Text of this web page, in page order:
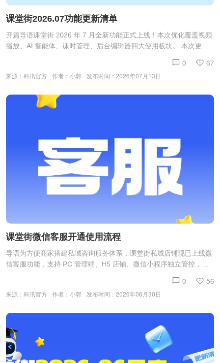
课堂街2026.07功能更新清单
开篇导语课堂街 2026 年 7 月全新功能正式上线！本次优化覆盖视频
播放、AI 智能体、课时管理、后台编辑器四大使用板块。 本次更新
容编辑相关能力。完整更新清单如下👇一.播放视频增加长按快进功能
私域店铺内视频课程新增移动端长按、电脑端鼠标长按快进功能。长
3 倍速，还能锁定固定倍速，课前预习、课后复盘都能自由调节播放
速度。二.智能体（AI 助理优化）智能体上线 5
67
0
来源：科汛官方 作者：小郭 发布时间：2026年07月13日
课堂街微信客服开通使用流程
导语为方便商家搭建私域咨询服务体系，课堂街私域店铺现已上线微
信客服功能，支持 PC 管理端、H5 店铺、微信小程序独立管控，搭
完整开通、授权、配置全流程操作指南。 A、功能介绍：课堂街私域
店铺全新上线微信客服能力：多端独立管控：PC 管理端、H5 店铺、
AI 智能体自动托管咨询，支持自定义 AI 接管时间段；分流接待规
则：仅预设时段由 AI 智能体自动回复用户消息
56
0
来源：科汛官方 作者：小郭 发布时间：2026年06月30日